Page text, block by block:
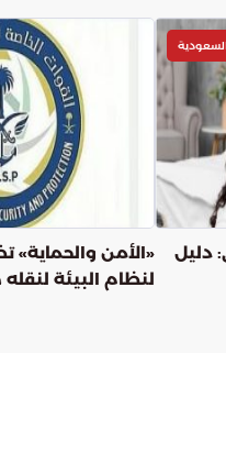
دليل
«الأمن والحماية»
لنظام البيئة